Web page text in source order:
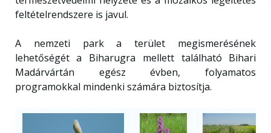
feltételrendszere is javul.
A nemzeti park a terület megismerésének
lehetőségét a Biharugra mellett található Bihari
Madárvártán egész évben, folyamatos
programokkal mindenki számára biztosítja.